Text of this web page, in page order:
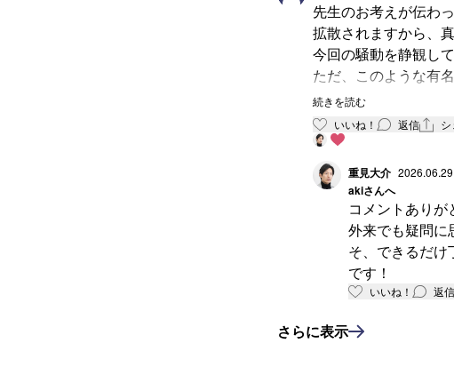
先生のお考えが伝わ
拡散されますから、
今回の騒動を静観し
ただ、このような有
というご相談は今後
いきたいと思いまし
続きを読む
いいね！
返信
重見大介
akiさんへ
コメントありが
外来でも疑問に
そ、できるだ
です！
いいね！ 返信
さらに表示